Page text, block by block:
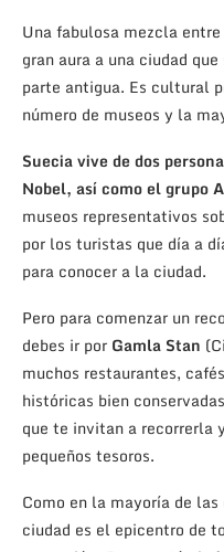
Una fabulosa mezcla
gran aura a una ciudad
parte antigua. Es cultural
número de museos y la
Suecia vive de dos
Nobel, así como el grupo
museos representativos
por los turistas que día a
para conocer a la ciudad.
Pero para comenzar un
debes ir por Gamla Stan
muchos restaurantes,
históricas bien
que te invitan a recorrerla
pequeños tesoros.
Como en la mayoría de
ciudad es el epicentro de